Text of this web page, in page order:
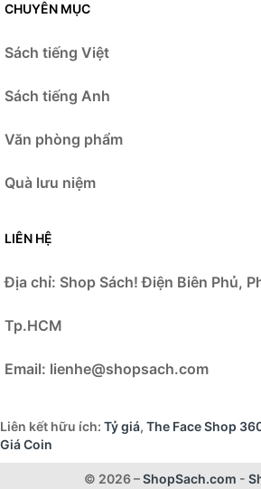
CHUYÊN MỤC
Sách tiếng Việt
Sách tiếng Anh
Văn phòng phẩm
Quà lưu niệm
LIÊN HỆ
Địa chỉ: Shop Sách! Điện Biên Phủ,
Tp.HCM
Email: lienhe@shopsach.com
Liên kết hữu ích: Tỷ giá, The Face Shop
Giá Coin
© 2026 –ShopSach.com -